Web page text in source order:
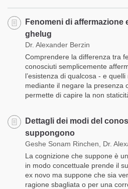
Fenomeni di affermazione
ghelug
Dr. Alexander Berzin
Comprendere la differenza tra
conosciuti semplicemente
l’esistenza di qualcosa - e
mediante il negare la presenza
permette di capire la non
Dettagli dei modi del
suppongono
Geshe Sonam Rinchen, Dr.
La cognizione che suppone è
in modo concettuale prende il
ex novo ma suppone che sia
ragione sbagliata o per una